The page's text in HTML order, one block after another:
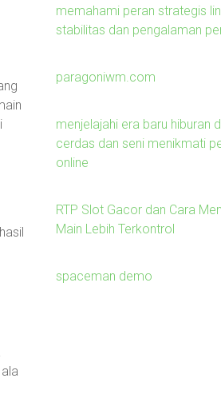
memahami peran strategis
stabilitas dan pengalaman
paragoniwm.com
menjelajahi era baru hiburan
cerdas dan seni menikmati
online
RTP Slot Gacor dan Cara
Main Lebih Terkontrol
spaceman demo